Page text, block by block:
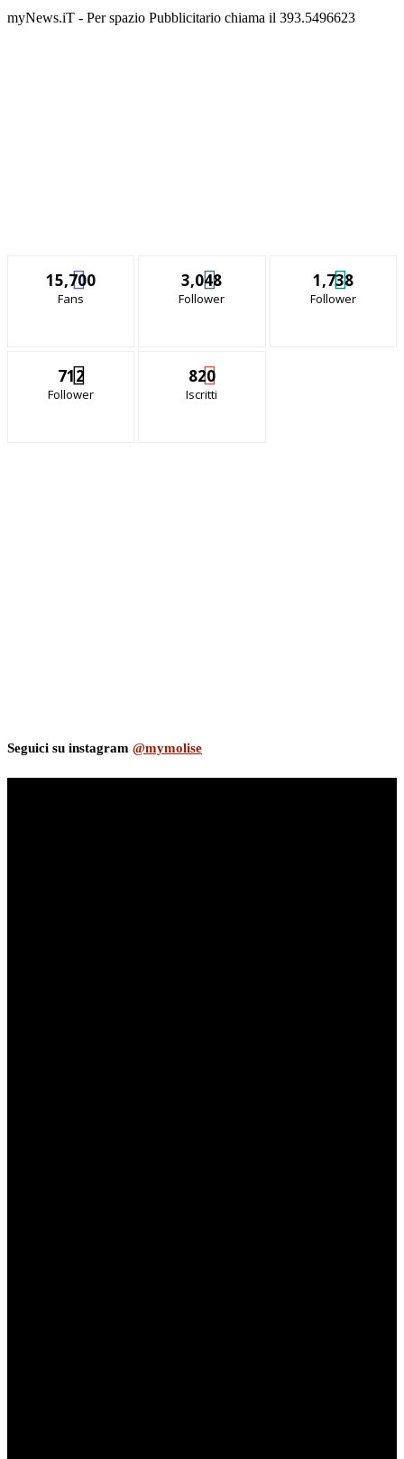
myNews.iT - Per spazio Pubblicitario chiama il 393.5496623
15,700
Fans
3,048
Follower
1,738
Follower
712
Follower
820
Iscritti
Seguici su instagram @mymolise